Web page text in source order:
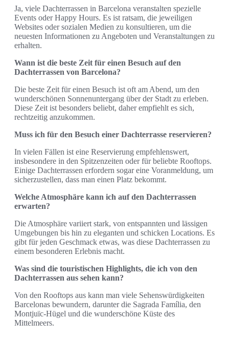
Ja, viele Dachterrassen in Barcelona veranstalten spezielle
Events oder Happy Hours. Es ist ratsam, die jeweiligen
Websites oder sozialen Medien zu konsultieren, um die
neuesten Informationen zu Angeboten und Veranstaltungen zu
erhalten.
Wann ist die beste Zeit für einen Besuch auf den
Dachterrassen von Barcelona?
Die beste Zeit für einen Besuch ist oft am Abend, um den
wunderschönen Sonnenuntergang über der Stadt zu erleben.
Diese Zeit ist besonders beliebt, daher empfiehlt es sich,
rechtzeitig anzukommen.
Muss ich für den Besuch einer Dachterrasse reservieren?
In vielen Fällen ist eine Reservierung empfehlenswert,
insbesondere in den Spitzenzeiten oder für beliebte Rooftops.
Einige Dachterrassen erfordern sogar eine Voranmeldung, um
sicherzustellen, dass man einen Platz bekommt.
Welche Atmosphäre kann ich auf den Dachterrassen
erwarten?
Die Atmosphäre variiert stark, von entspannten und lässigen
Umgebungen bis hin zu eleganten und schicken Locations. Es
gibt für jeden Geschmack etwas, was diese Dachterrassen zu
einem besonderen Erlebnis macht.
Was sind die touristischen Highlights, die ich von den
Dachterrassen aus sehen kann?
Von den Rooftops aus kann man viele Sehenswürdigkeiten
Barcelonas bewundern, darunter die Sagrada Família, den
Montjuïc-Hügel und die wunderschöne Küste des
Mittelmeers.